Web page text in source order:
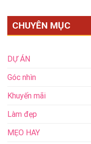
CHUYÊN MỤC
DỰ ÁN
Góc nhìn
Khuyến mãi
Làm đẹp
MẸO HAY